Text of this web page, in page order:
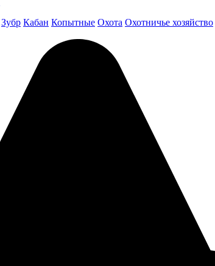
Зубр Кабан Копытные Охота Охотничье хозяйство